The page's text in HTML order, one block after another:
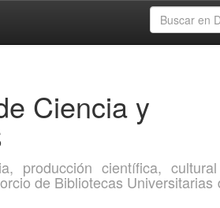
Ciencia y
producción científica,
de Bibliotecas Universitarias